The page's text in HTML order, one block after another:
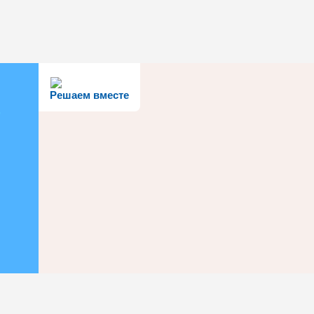
Решаем вместе